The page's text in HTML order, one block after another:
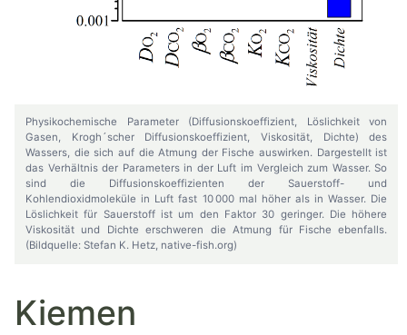
Physikochemische Parameter (Diffusionskoeffizient, Löslichkeit von
Gasen, Krogh´scher Diffusionskoeffizient, Viskosität, Dichte) des
Wassers, die sich auf die Atmung der Fische auswirken. Dargestellt ist
das Verhältnis der Parameters in der Luft im Vergleich zum Wasser. So
sind die Diffusionskoeffizienten der Sauerstoff- und
Kohlendioxidmoleküle in Luft fast 10 000 mal höher als in Wasser. Die
Löslichkeit für Sauerstoff ist um den Faktor 30 geringer. Die höhere
Viskosität und Dichte erschweren die Atmung für Fische ebenfalls.
(Bildquelle: Stefan K. Hetz, native-fish.org)
Kiemen